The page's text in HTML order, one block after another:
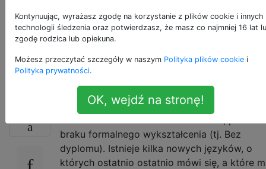
podchodzisz do
projektu i debugujesz
implementację?
Od kilku lat rozwijam systemy współbieżne i
braku formalnego wykształcenia (tj. Bez
dyplomu). Istnieje kilka nowych języków, o
których ostatnio ostatnio mówi się, a które
Kontynuując, wyrażasz zgodę na korzystanie z plików cookie i innych
technologii śledzenia oraz potwierdzasz, że masz co najmniej 16 lat
zgodę rodzica lub opiekuna.
Możesz przeczytać szczegóły w naszym Polityka plików cookie i
Polityka prywatności.
OK, wejdź na stronę!